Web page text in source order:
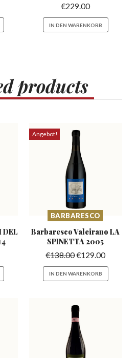
€229.00
IN DEN WARENKORB
products
DEL
Angebot!
BARBARESCO
Barbaresco ValeiranoLA
SPINETTA 2005
€138.00€129.00
IN DEN WARENKORB